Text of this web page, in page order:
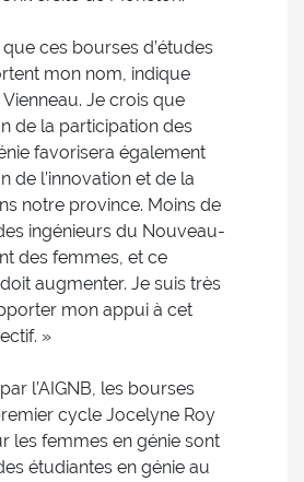
ces bourses d’études
mon nom, indique
Je crois que
de la participation des
favorisera également
de l’innovation et de la
notre province. Moins de
ingénieurs du Nouveau-
des femmes, et ce
augmenter. Je suis très
mon appui à cet
»
l’AIGNB, les bourses
cycle Jocelyne Roy
les femmes en génie sont
étudiantes en génie au